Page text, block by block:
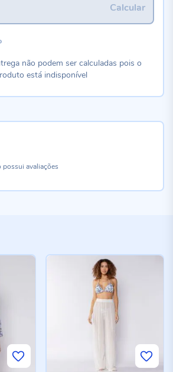
possui avaliações
Calcular
não podem ser calculadas pois o
está indisponível